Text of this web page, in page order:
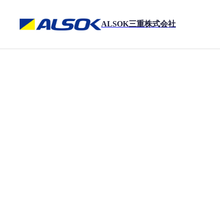
ALSOK三重株式会社